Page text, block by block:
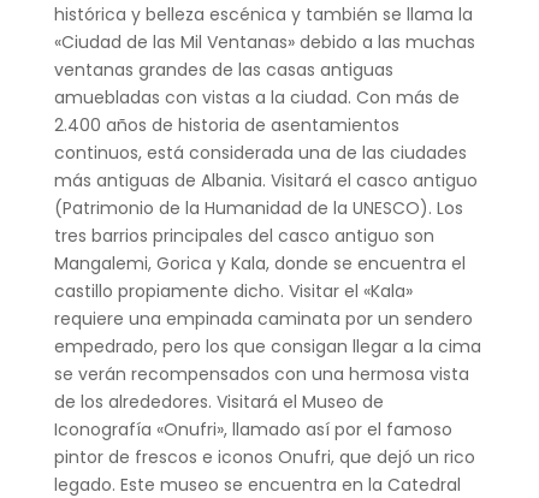
histórica y belleza escénica y también se llama la
«Ciudad de las Mil Ventanas» debido a las muchas
ventanas grandes de las casas antiguas
amuebladas con vistas a la ciudad. Con más de
2.400 años de historia de asentamientos
continuos, está considerada una de las ciudades
más antiguas de Albania. Visitará el casco antiguo
(Patrimonio de la Humanidad de la UNESCO). Los
tres barrios principales del casco antiguo son
Mangalemi, Gorica y Kala, donde se encuentra el
castillo propiamente dicho. Visitar el «Kala»
requiere una empinada caminata por un sendero
empedrado, pero los que consigan llegar a la cima
se verán recompensados con una hermosa vista
de los alrededores. Visitará el Museo de
Iconografía «Onufri», llamado así por el famoso
pintor de frescos e iconos Onufri, que dejó un rico
legado. Este museo se encuentra en la Catedral